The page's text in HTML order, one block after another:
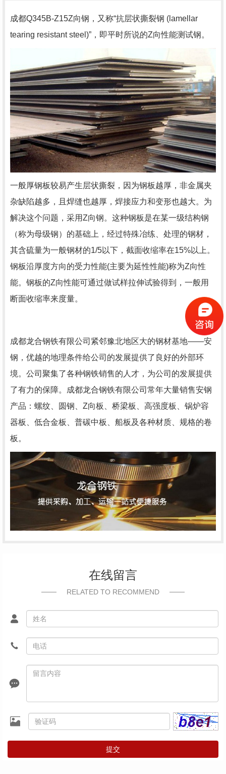
成都Q345B-Z15Z向钢，又称“抗层状撕裂钢 (lamellar
tearing resistant steel)”，即平时所说的Z向性能测试钢。
一般厚钢板较易产生层状撕裂，因为钢板越厚，非金属夹
杂缺陷越多，且焊缝也越厚，焊接应力和变形也越大。为
解决这个问题，采用Z向钢。这种钢板是在某一级结构钢
（称为母级钢）的基础上，经过特殊冶练、处理的钢材，
其含硫量为一般钢材的1/5以下，截面收缩率在15%以上。
钢板沿厚度方向的受力性能(主要为延性性能)称为Z向性
能。钢板的Z向性能可通过做试样拉伸试验得到，一般用
断面收缩率来度量。
成都龙合钢铁有限公司紧邻豫北地区大的钢材基地——安
钢，优越的地理条件给公司的发展提供了良好的外部环
境。公司聚集了各种钢铁销售的人才，为公司的发展提供
了有力的保障。成都龙合钢铁有限公司常年大量销售安钢
产品：螺纹、圆钢、Z向板、桥梁板、高强度板、锅炉容
器板、低合金板、普碳中板、船板及各种材质、规格的卷
板。
在线留言
RELATED TO RECOMMEND
提交